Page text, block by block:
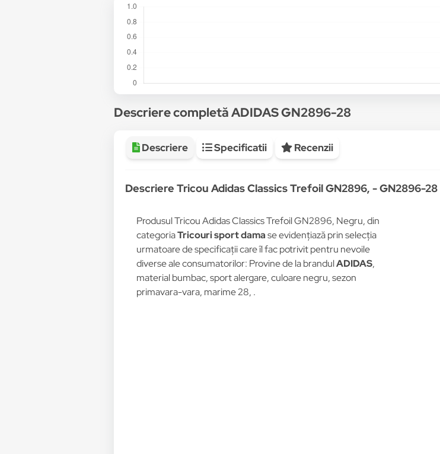
Descriere completă ADIDAS GN2896-28
Descriere Specificatii Recenzii
Descriere Tricou Adidas Classics Trefoil GN2896, - GN2896-28
Produsul Tricou Adidas Classics Trefoil GN2896, Negru, din
categoriaTricouri sport damase evidențiază prin selecția
urmatoare de specificații care îl fac potrivit pentru nevoile
diverse ale consumatorilor: Provine de la brandulADIDAS,
material bumbac, sport alergare, culoare negru, sezon
primavara-vara, marime 28, .